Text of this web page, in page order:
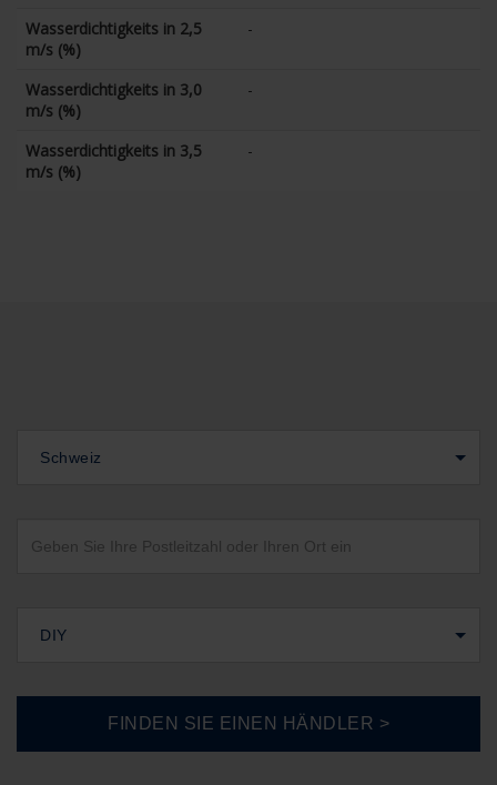
Wasserdichtigkeits in 2,5
m/s (%)
-
Wasserdichtigkeits in 3,0
m/s (%)
-
Wasserdichtigkeits in 3,5
m/s (%)
-
Schweiz
DIY